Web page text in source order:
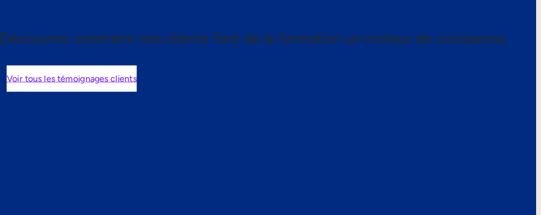
Découvrez comment nos clients font de la formation un moteur de croissance.
Voir tous les témoignages clients